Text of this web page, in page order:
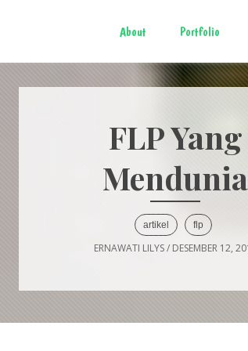
About Portfolio
FLP Yang
Mendunia
artikel flp
ERNAWATI LILYS/ DESEMBER 12,